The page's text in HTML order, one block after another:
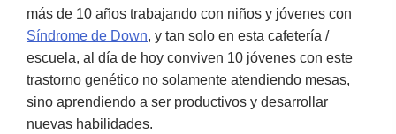
más de 10 años trabajando con niños y jóvenes con
Síndrome de Down, y tan solo en esta cafetería /
escuela, al día de hoy conviven 10 jóvenes con este
trastorno genético no solamente atendiendo mesas,
sino aprendiendo a ser productivos y desarrollar
nuevas habilidades.